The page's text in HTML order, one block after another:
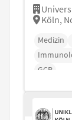
Köln,
Medizin
GCP